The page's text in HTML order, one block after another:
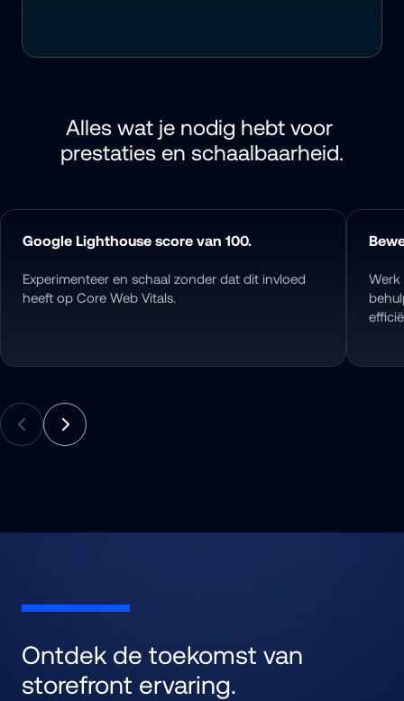
Alles wat je nodig hebt voor
prestaties en schaalbaarheid.
Google Lighthouse score van 100.
Experimenteer en schaal zonder dat dit invloed
heeft op Core Web Vitals.
Werk
Ontdek de toekomst van
storefront ervaring.